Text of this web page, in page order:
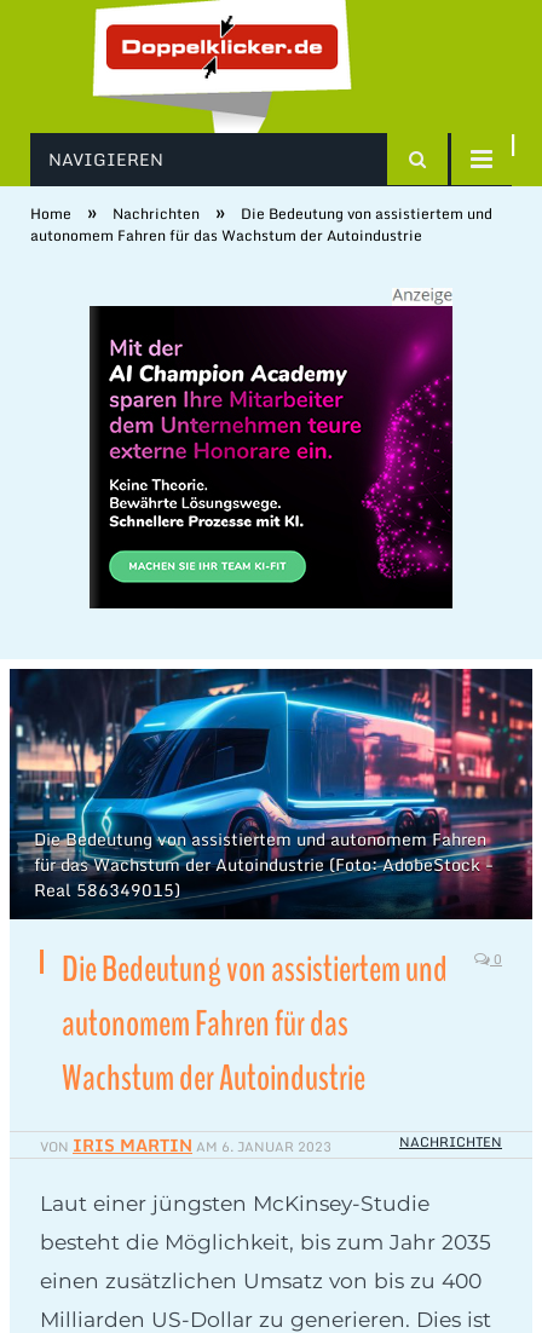
NAVIGIEREN
Home » Nachrichten »
Die Bedeutung von assistiertem und
autonomem Fahren für das Wachstum der Autoindustrie
Die Bedeutung von assistiertem und autonomem Fahren
für das Wachstum der Autoindustrie (Foto: AdobeStock -
Real 586349015)
Die Bedeutung von assistiertem und
autonomem Fahren für das
Wachstum der Autoindustrie
0
VON IRIS MARTIN AM 6. JANUAR 2023 NACHRICHTEN
Laut einer jüngsten McKinsey-Studie
besteht die Möglichkeit, bis zum Jahr 2035
einen zusätzlichen Umsatz von bis zu 400
Milliarden US-Dollar zu generieren. Dies ist